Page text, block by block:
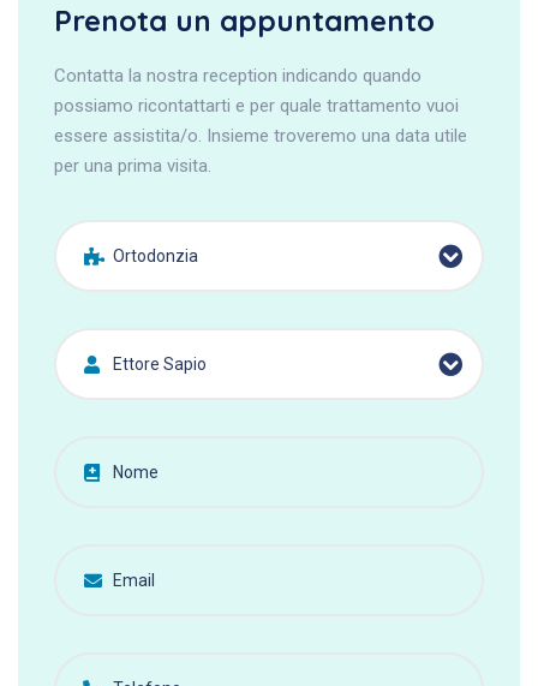
Prenota un appuntamento
Contatta la nostra reception indicando quando
possiamo ricontattarti e per quale trattamento vuoi
essere assistita/o. Insieme troveremo una data utile
per una prima visita.
Ortodonzia
Ettore Sapio